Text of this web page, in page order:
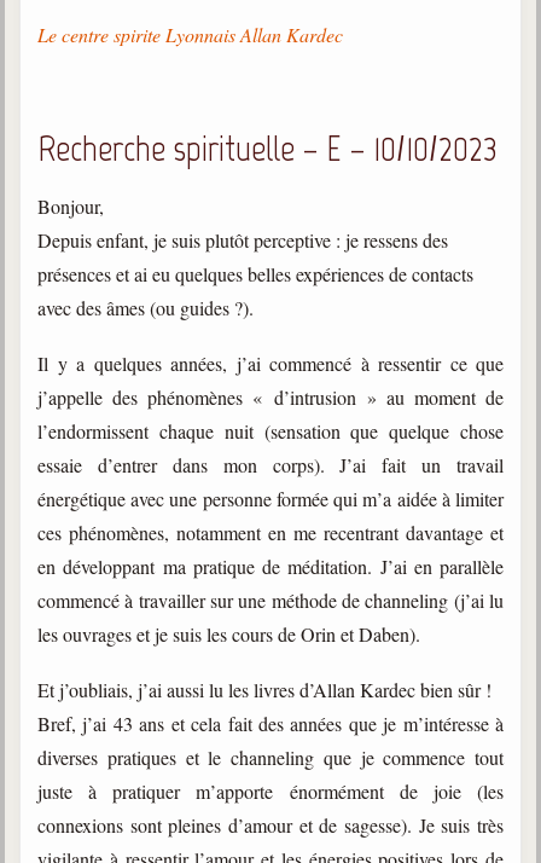
Le centre spirite Lyonnais Allan Kardec
Recherche spirituelle – E – 10/10/2023
Bonjour,
Depuis enfant, je suis plutôt perceptive : je ressens des
présences et ai eu quelques belles expériences de contacts
avec des âmes (ou guides ?).
Il y a quelques années, j’ai commencé à ressentir ce que
j’appelle des phénomènes « d’intrusion » au moment de
l’endormissent chaque nuit (sensation que quelque chose
essaie d’entrer dans mon corps). J’ai fait un travail
énergétique avec une personne formée qui m’a aidée à limiter
ces phénomènes, notamment en me recentrant davantage et
en développant ma pratique de méditation. J’ai en parallèle
commencé à travailler sur une méthode de channeling (j’ai lu
les ouvrages et je suis les cours de Orin et Daben).
Et j’oubliais, j’ai aussi lu les livres d’Allan Kardec bien sûr !
Bref, j’ai 43 ans et cela fait des années que je m’intéresse à
diverses pratiques et le channeling que je commence tout
juste à pratiquer m’apporte énormément de joie (les
connexions sont pleines d’amour et de sagesse). Je suis très